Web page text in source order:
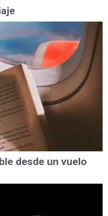
desde un vuelo